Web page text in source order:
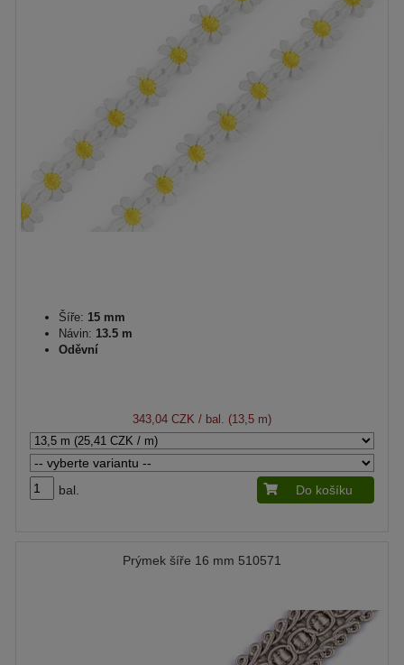
Šíře: 15 mm
Návin: 13.5 m
Oděvní
343,04 CZK / bal. (13,5 m)
bal. Do košíku
Prýmek šíře 16 mm 510571